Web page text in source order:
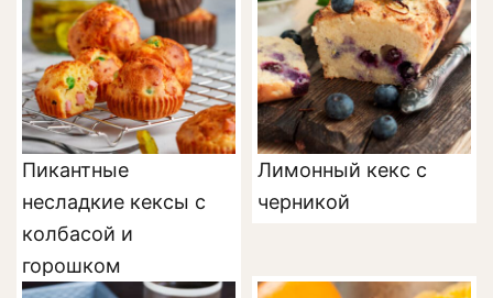
Пикантные
несладкие кексы с
колбасой и
горошком
Лимонный кекс с
черникой